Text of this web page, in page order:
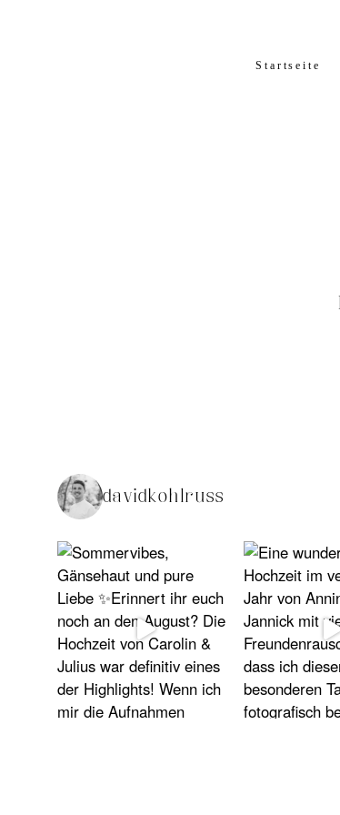
Startseite
davidkohlruss